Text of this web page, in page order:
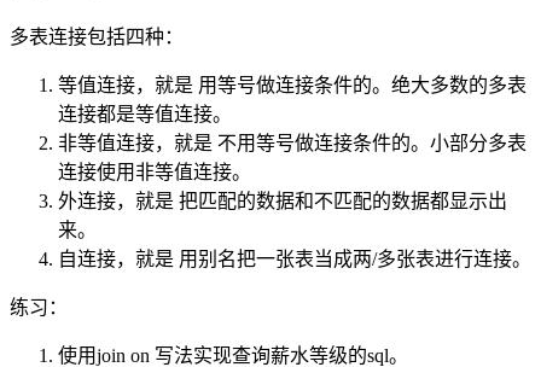
多表连接包括四种：
等值连接，就是 用等号做连接条件的。绝大多数的多表
连接都是等值连接。
非等值连接，就是 不用等号做连接条件的。小部分多表
连接使用非等值连接。
外连接，就是 把匹配的数据和不匹配的数据都显示出
来。
自连接，就是 用别名把一张表当成两/多张表进行连接。
练习：
使用join on 写法实现查询薪水等级的sql。